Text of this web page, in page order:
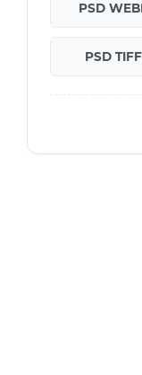
PSD
PSD